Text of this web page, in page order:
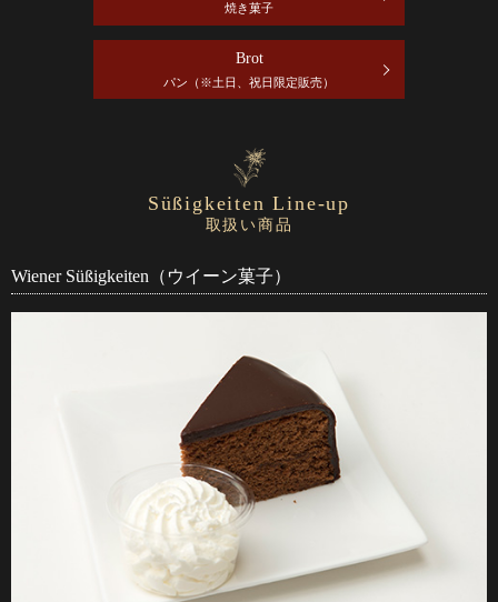
焼き菓子
Brot
パン（※土日、祝日限定販売）
Süßigkeiten Line-up
取扱い商品
Wiener Süßigkeiten（ウイーン菓子）